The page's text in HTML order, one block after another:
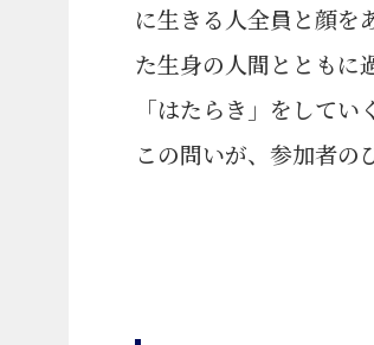
に生きる人全員と顔を
た生身の人間とともに
「はたらき」をしてい
この問いが、参加者の